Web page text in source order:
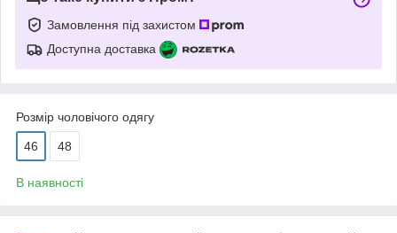
Замовлення під захистом
Доступна доставка
Розмір чоловічого одягу
46 48
В наявності